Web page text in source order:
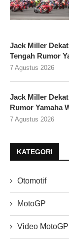
Jack Miller
Tengah Rumor
7 Agustus 2026
Jack Miller
Rumor Yamaha
7 Agustus 2026
KATEGORI
Otomotif
MotoGP
Video MotoGP